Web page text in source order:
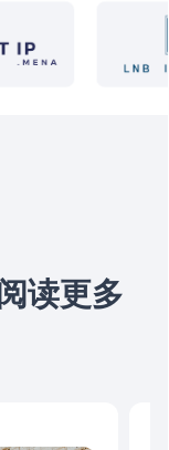
读更多